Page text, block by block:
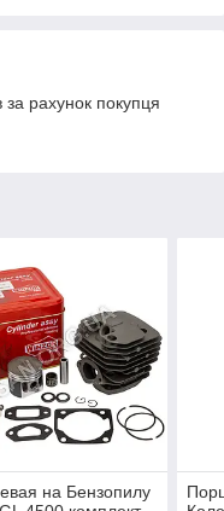
рахунок покупця
на Бензопилу